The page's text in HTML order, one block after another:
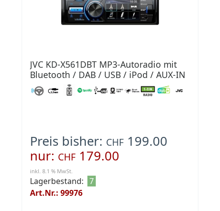
JVC KD-X561DBT MP3-Autoradio mit
Bluetooth / DAB / USB / iPod / AUX-IN
Preis bisher: CHF 199.00
nur: CHF 179.00
inkl. 8.1 % MwSt.
Lagerbestand: 7
Art.Nr.: 99976